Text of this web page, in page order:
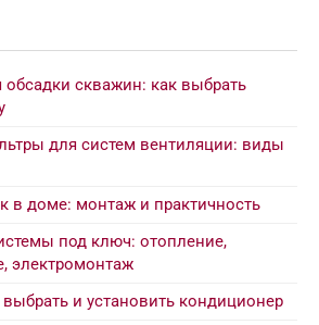
скважин: как выбрать
для систем вентиляции: виды
в доме: монтаж и практичность
под ключ: отопление,
электромонтаж
и установить кондиционер